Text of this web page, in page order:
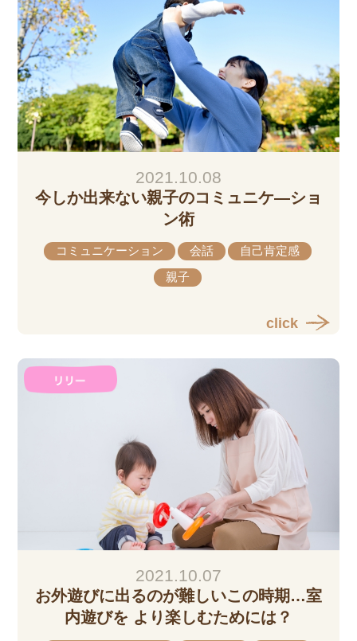
2021.10.08
今しか出来ない親子のコミュニケ―ショ
ン術
コミュニケーション 会話
自己肯定感
親子
click
2021.10.07
お外遊びに出るのが難しいこの時期…室
内遊びを より楽しむためには？